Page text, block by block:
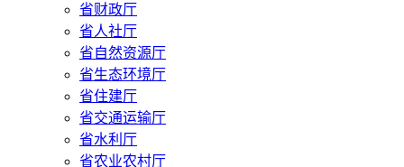
省财政厅
省人社厅
省自然资源厅
省生态环境厅
省住建厅
省交通运输厅
省水利厅
省农业农村厅